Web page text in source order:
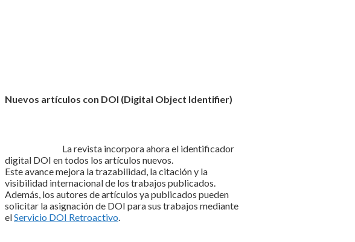
Nuevos artículos con DOI (Digital Object Identifier)
La revista incorpora ahora el identificador
digital DOI en todos los artículos nuevos.
Este avance mejora la trazabilidad, la citación y la
visibilidad internacional de los trabajos publicados.
Además, los autores de artículos ya publicados pueden
solicitar la asignación de DOI para sus trabajos mediante
elServicio DOI Retroactivo.